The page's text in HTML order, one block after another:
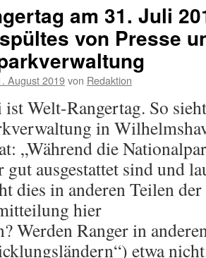
am 31. Juli
von Presse
August 2019von Redaktion
Welt-Rangertag. So
in
„Während die
gut ausgestattet sind und
dies in anderen Teilen
hier
Werden Ranger in
etwa